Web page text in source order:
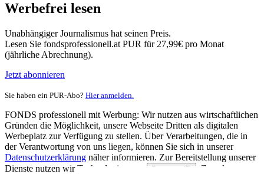
Werbefrei lesen
Unabhängiger Journalismus hat seinen Preis.
Lesen Sie fondsprofessionell.at PUR für 27,99€ pro Monat
(jährliche Abrechnung).
Jetzt abonnieren
Sie haben ein PUR-Abo? Hier anmelden.
FONDS professionell mit Werbung: Wir nutzen aus wirtschaftlichen
Gründen die Möglichkeit, unsere Webseite Dritten als digitalen
Werbeplatz zur Verfügung zu stellen. Über Verarbeitungen, die in
der Verantwortung von uns liegen, können Sie sich in unserer
Datenschutzerklärung näher informieren. Zur Bereitstellung unserer
Dienste nutzen wir Technologien von
Partnern (5)
. Zwecke: